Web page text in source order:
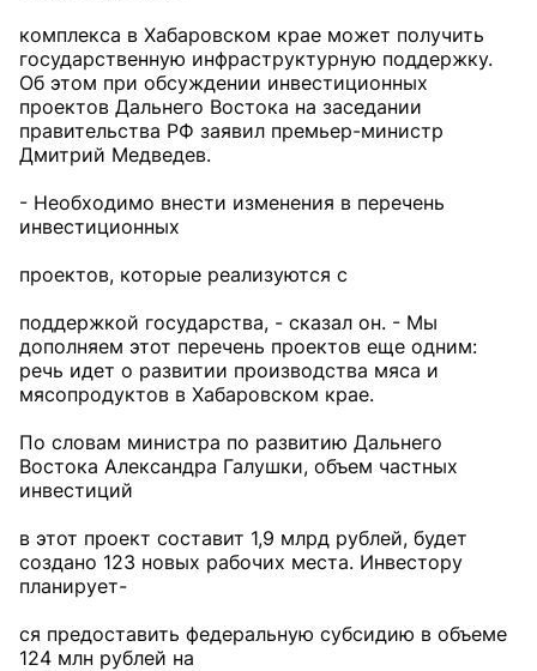
комплекса в Хабаровском крае может получить
государственную инфраструктурную поддержку.
Об этом при обсуждении инвестиционных
проектов Дальнего Востока на заседании
правительства РФ заявил премьер-министр
Дмитрий Медведев.
- Необходимо внести изменения в перечень
инвестиционных
проектов, которые реализуются с
поддержкой государства, - сказал он. - Мы
дополняем этот перечень проектов еще одним:
речь идет о развитии производства мяса и
мясопродуктов в Хабаровском крае.
По словам министра по развитию Дальнего
Востока Александра Галушки, объем частных
инвестиций
в этот проект составит 1,9 млрд рублей, будет
создано 123 новых рабочих места. Инвестору
планирует-
ся предоставить федеральную субсидию в объеме
124 млн рублей на